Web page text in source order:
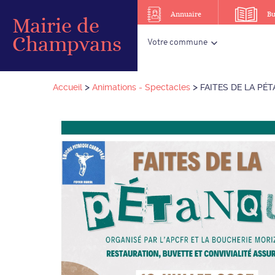
Mairie de
Champvans
Annuaire
Votre commune
Accueil > Animations - Spectacles > FAITES DE LA